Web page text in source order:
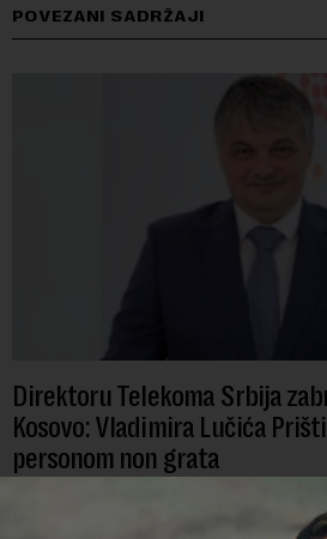
POVEZANI SADRŽAJI
Direktoru Telekoma Srbija
Kosovo: Vladimira Lučića
personom non grata
Ministarstvo unutrašnjih poslova
direktora Telekoma Srbije Vladimira